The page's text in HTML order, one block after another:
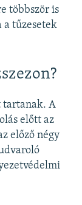
többször is
a tűzesetek
tartanak. A
előtt az
előző négy